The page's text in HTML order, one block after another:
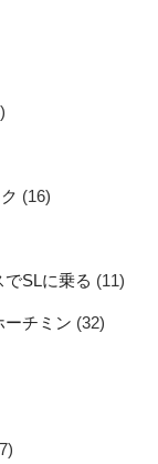
(16)
SLに乗る (11)
ーチミン (32)